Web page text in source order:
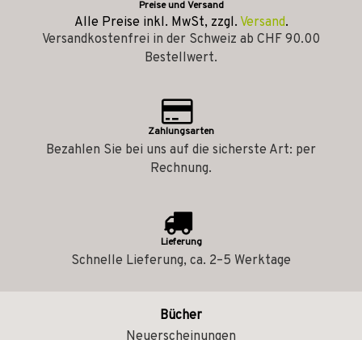
Preise und Versand
Alle Preise inkl. MwSt, zzgl. Versand.
Versandkostenfrei in der Schweiz ab CHF 90.00
Bestellwert.
Zahlungsarten
Bezahlen Sie bei uns auf die sicherste Art: per
Rechnung.
Lieferung
Schnelle Lieferung, ca. 2–5 Werktage
Bücher